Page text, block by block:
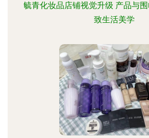
毓青化妆品店铺视觉升级 产品与
致生活美学